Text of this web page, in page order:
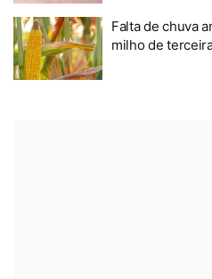
Falta de chuva
milho de